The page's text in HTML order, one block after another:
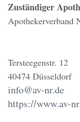
Zuständiger
Apothekerverband
Tersteegenstr. 12
40474 Düsseldorf
info@av-nr.de
https://www.av-